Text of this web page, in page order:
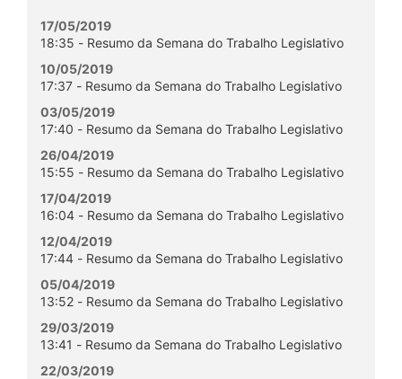
17/05/2019
18:35 - Resumo da Semana do Trabalho Legislativo
10/05/2019
17:37 - Resumo da Semana do Trabalho Legislativo
03/05/2019
17:40 - Resumo da Semana do Trabalho Legislativo
26/04/2019
15:55 - Resumo da Semana do Trabalho Legislativo
17/04/2019
16:04 - Resumo da Semana do Trabalho Legislativo
12/04/2019
17:44 - Resumo da Semana do Trabalho Legislativo
05/04/2019
13:52 - Resumo da Semana do Trabalho Legislativo
29/03/2019
13:41 - Resumo da Semana do Trabalho Legislativo
22/03/2019